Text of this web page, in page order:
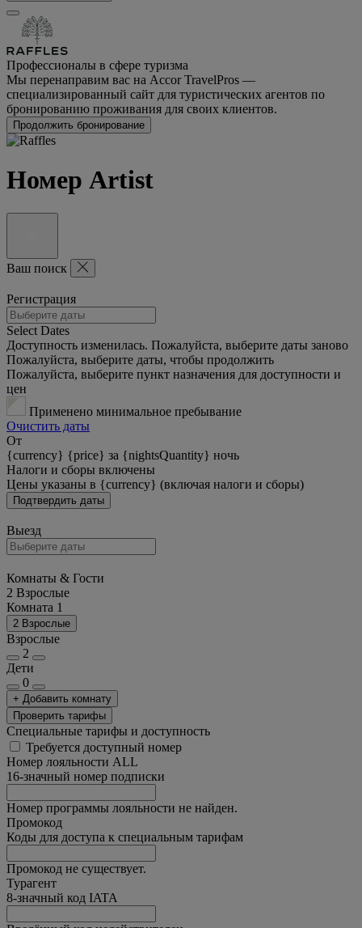
Профессионалы в сфере туризма
Мы перенаправим вас на Accor TravelPros —
специализированный сайт для туристических агентов по
бронированию проживания для своих клиентов.
Продолжить бронирование
Номер Artist
Ваш поиск
Регистрация
Select Dates
Доступность изменилась. Пожалуйста, выберите даты заново
Пожалуйста, выберите даты, чтобы продолжить
Пожалуйста, выберите пункт назначения для доступности и
цен
Применено минимальное пребывание
Очистить даты
От
{currency} {price} за {nightsQuantity} ночь
Налоги и сборы включены
Цены указаны в {currency} (включая налоги и сборы)
Подтвердить даты
Выезд
Комнаты & Гости
2 Взрослые
Комната 1
2 Взрослые
Взрослые
2
Дети
0
+ Добавить комнату
Проверить тарифы
Специальные тарифы и доступность
Требуется доступный номер
Номер лояльности ALL
16-значный номер подписки
Номер программы лояльности не найден.
Промокод
Коды для доступа к специальным тарифам
Промокод не существует.
Турагент
8-значный код IATA